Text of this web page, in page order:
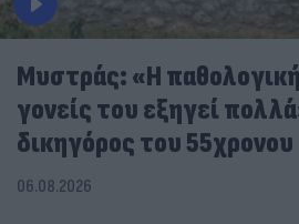
Μυστράς: «Η
γονείς του εξηγεί
δικηγόρος του 55χρονου
06.08.2026